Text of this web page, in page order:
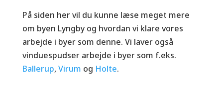
På siden her vil du kunne læse meget mere
om byen Lyngby og hvordan vi klare vores
arbejde i byer som denne. Vi laver også
vinduespudser arbejde i byer som f.eks.
Ballerup, Virum og Holte.